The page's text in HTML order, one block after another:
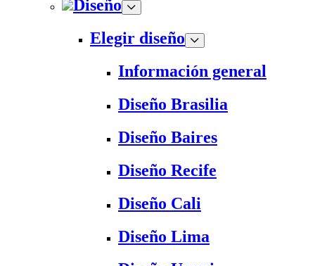
Diseño
Elegir diseño
Información general
Diseño Brasilia
Diseño Baires
Diseño Recife
Diseño Cali
Diseño Lima